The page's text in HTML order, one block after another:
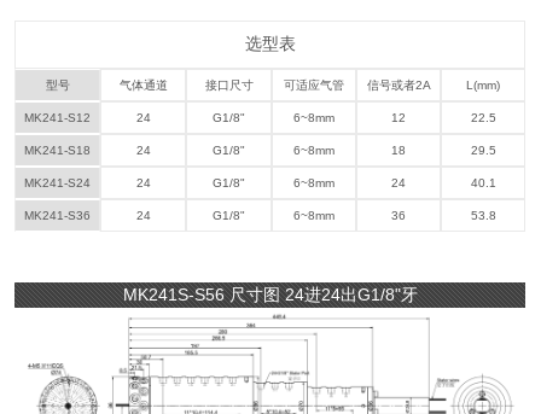
选型表
型号 气体通道 接口尺寸 可适应气管 信号或者2A L(mm)
MK241-S12 24 G1/8" 6~8mm 12 22.5
MK241-S18 24 G1/8" 6~8mm 18 29.5
MK241-S24 24 G1/8" 6~8mm 24 40.1
MK241-S36 24 G1/8" 6~8mm 36 53.8
MK241S-S56 尺寸图 24进24出G1/8"牙